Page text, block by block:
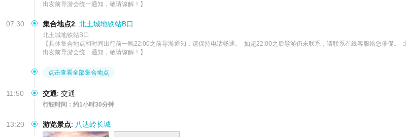
出发前导游会统一通知，敬请谅解！】
07:30 集合地点2: 北土城地铁站B口
北土城地铁站B口
【具体集合地点和时间出行前一晚22:00之前导游通知，请保持电话畅通。  如超22:00之后导游仍未联系，请联系在线客服给您催促
出发前导游会统一通知，敬请谅解！】
点击查看全部集合地点
11:50 交通: 交通
行驶时间：约1小时30分钟
13:20 游览景点: 八达岭长城